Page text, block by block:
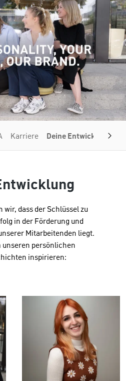
Karriere Deine Entwicklung
wir, dass der Schlüssel zu
in der Förderung und
Mitarbeitenden liegt.
unseren persönlichen
inspirieren:​